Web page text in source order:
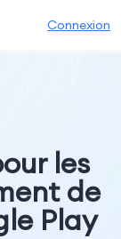
Connexion
les
de
Play